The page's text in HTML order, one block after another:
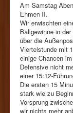
Am Samstag
Ehmen II.
Wir erwischten
Ballgewinne in
über die
Viertelstunde mit
einige Chancen
Defensive nicht
einer 15:12-
Die ersten 15
stark wie zu
Vorsprung
wir nichts mehr